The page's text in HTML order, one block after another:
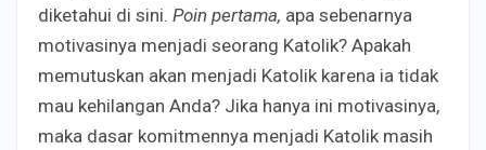
diketahui di sini. Poin pertama, apa sebenarnya
motivasinya menjadi seorang Katolik? Apakah
memutuskan akan menjadi Katolik karena ia tidak
mau kehilangan Anda? Jika hanya ini motivasinya,
maka dasar komitmennya menjadi Katolik masih